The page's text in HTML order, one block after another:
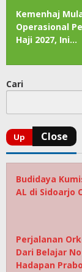
Kemenhaj
Operasional
Haji 2027, Ini…
Cari
Budidaya
AL di Sidoarjo
Perjalanan
Dari Belajar
Hadapan